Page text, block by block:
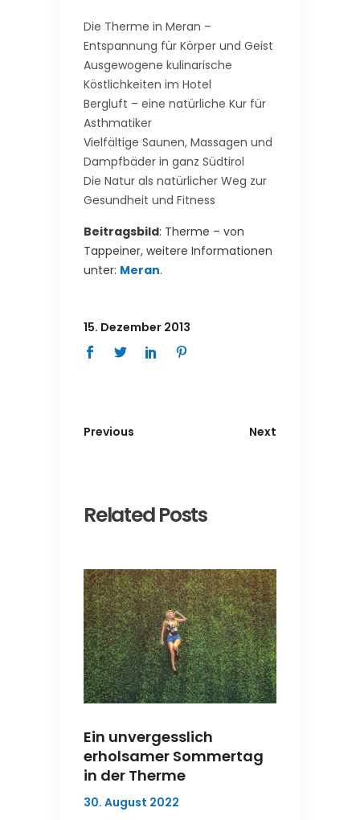
Die Therme in Meran –
Entspannung für Körper und Geist
Ausgewogene kulinarische
Köstlichkeiten im Hotel
Bergluft – eine natürliche Kur für
Asthmatiker
Vielfältige Saunen, Massagen und
Dampfbäder in ganz Südtirol
Die Natur als natürlicher Weg zur
Gesundheit und Fitness
Beitragsbild: Therme – von
Tappeiner, weitere Informationen
unter: Meran.
15. Dezember 2013
Previous Next
Related Posts
Ein unvergesslich
erholsamer Sommertag
in der Therme
30. August 2022